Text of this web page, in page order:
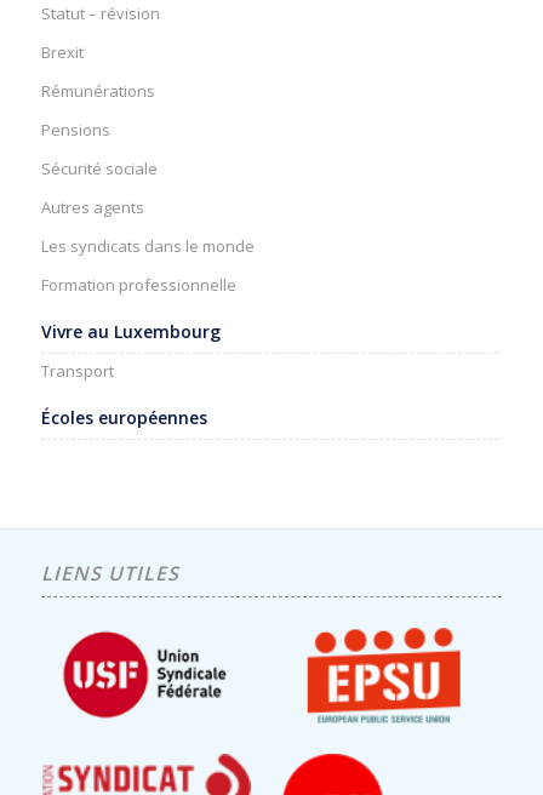
Statut – révision
Brexit
Rémunérations
Pensions
Sécurité sociale
Autres agents
Les syndicats dans le monde
Formation professionnelle
Vivre au Luxembourg
Transport
Écoles européennes
LIENS UTILES